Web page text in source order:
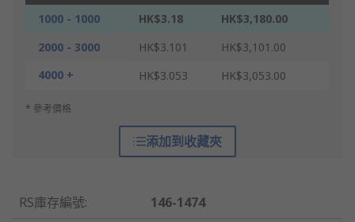
1000 - 1000 HK$3.18
HK$3,180.00
2000 - 3000
HK$3.101
HK$3,101.00
4000 +
HK$3.053 HK$3,053.00
* 參考價格
添加到收藏夾
RS庫存編號:
146-1474